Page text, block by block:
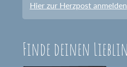
Hier zur Herzpost anmelden
Finde deinen